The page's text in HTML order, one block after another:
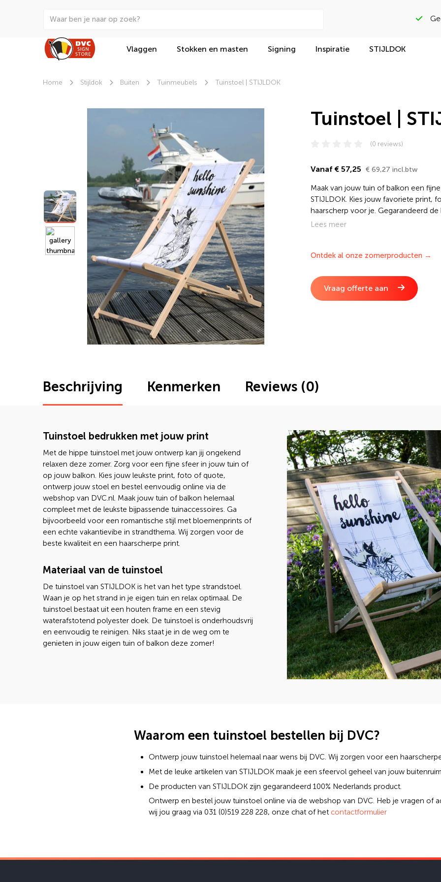
Vlaggen Stokken en masten Signing Inspiratie STIJLDOK
Home Stijldok Buiten Tuinmeubels Tuinstoel | STIJLDOK
Tuinstoel |
(0 reviews)
Vanaf € 57,25 € 69,27 incl.btw
Maak van jouw tuin of balkon een
STIJLDOK. Kies jouw favoriete print,
haarscherp voor je. Gegarandeerd
Kleed jouw tuin aan met leuke
Lees meer
Ontdek al onze zomerproducten →
Vraag offerte aan
Beschrijving
Tuinstoel bedrukken met jouw print
Met de hippe tuinstoel met jouw ontwerp kan jij ongekend
relaxen deze zomer. Zorg voor een fijne sfeer in jouw tuin of
op jouw balkon. Kies jouw leukste print, foto of quote,
ontwerp jouw stoel en bestel eenvoudig online via de
webshop van DVC.nl. Maak jouw tuin of balkon helemaal
compleet met de leukste bijpassende tuinaccessoires. Ga
bijvoorbeeld voor een romantische stijl met bloemenprints of
een echte vakantievibe in strandthema. Wij zorgen voor de
beste kwaliteit en een haarscherpe print.
Materiaal van de tuinstoel
De tuinstoel van STIJLDOK is het van het type strandstoel.
Waan je op het strand in je eigen tuin en relax optimaal. De
tuinstoel bestaat uit een houten frame en een stevig
waterafstotend polyester doek. De tuinstoel is onderhoudsvrij
en eenvoudig te reinigen. Niks staat je in de weg om te
genieten in jouw eigen tuin of balkon deze zomer!
Kenmerken Reviews (0)
Waarom een tuinstoel bestellen bij DVC?
Ontwerp jouw tuinstoel helemaal naar wens bij DVC. Wij zorgen voor een
Met de leuke artikelen van STIJLDOK maak je een sfeervol geheel van jouw
De producten van STIJLDOK zijn gegarandeerd 100% Nederlands product.
Ontwerp en bestel jouw tuinstoel online via de webshop van DVC. Heb je vragen of
wij jou graag via 031 (0)519 228 228, onze chat of het contactformulier